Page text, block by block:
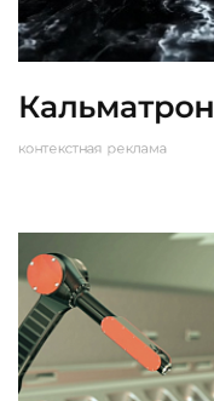
Кальматрон
контекстная реклама